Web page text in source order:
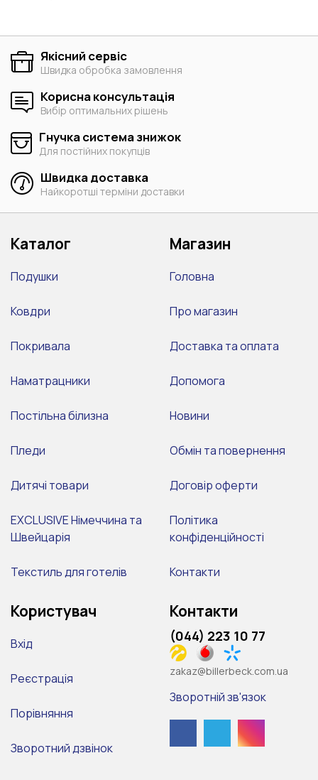
Якісний сервіс
Швидка обробка замовлення
Корисна консультація
Вибір оптимальних рішень
Гнучка система знижок
Для постійних покупців
Швидка доставка
Найкоротші терміни доставки
Каталог
Подушки
Ковдри
Покривала
Наматрацники
Постільна білизна
Пледи
Дитячі товари
EXCLUSIVE Німеччина та
Швейцарія
Текстиль для готелів
Магазин
Головна
Про магазин
Доставка та оплата
Допомога
Новини
Обмін та повернення
Договір оферти
Політика
конфіденційності
Контакти
Користувач
Вхід
Реєстрація
Порівняння
Зворотний дзвінок
Контакти
(044) 223 10 77
zakaz@billerbeck.com.ua
Зворотній зв'язок